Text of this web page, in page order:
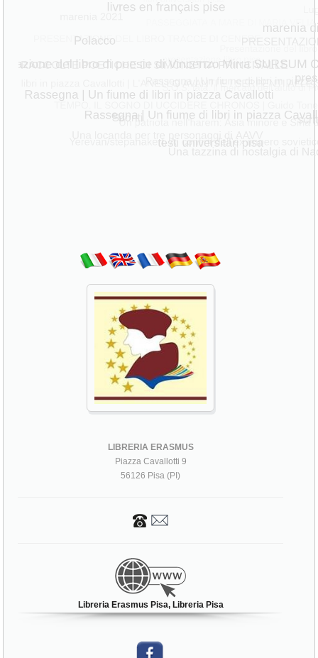
LIBRERIA ERASMUS
Piazza Cavallotti 9
56126 Pisa (PI)
Libreria Erasmus Pisa, Libreria Pisa